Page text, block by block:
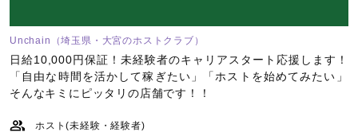
Unchain（埼玉県・大宮のホストクラブ）
日給10,000円保証！未経験者のキャリアスタート応援します！
「自由な時間を活かして稼ぎたい」「ホストを始めてみたい」
そんなキミにピッタリの店舗です！！
ホスト(未経験・経験者)